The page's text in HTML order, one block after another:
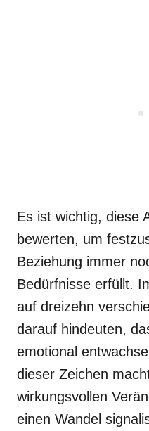
Es ist wichtig, diese
bewerten, um
Beziehung immer
Bedürfnisse erfüllt.
auf dreizehn
darauf hindeuten,
emotional
dieser Zeichen
wirkungsvollen
einen Wandel